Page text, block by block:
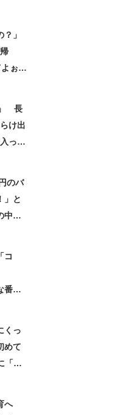
」
ぉぉ
長
け出
った
のバ
」と
身
コ
犬
くっ
めて
「良
へ